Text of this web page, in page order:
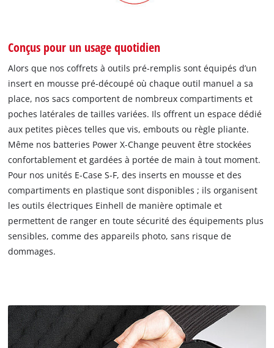
Conçus pour un usage quotidien
Alors que nos coffrets à outils pré-remplis sont équipés d’un
insert en mousse pré-découpé où chaque outil manuel a sa
place, nos sacs comportent de nombreux compartiments et
poches latérales de tailles variées. Ils offrent un espace dédié
aux petites pièces telles que vis, embouts ou règle pliante.
Même nos batteries Power X-Change peuvent être stockées
confortablement et gardées à portée de main à tout moment.
Pour nos unités E-Case S-F, des inserts en mousse et des
compartiments en plastique sont disponibles ; ils organisent
les outils électriques Einhell de manière optimale et
permettent de ranger en toute sécurité des équipements plus
sensibles, comme des appareils photo, sans risque de
dommages.